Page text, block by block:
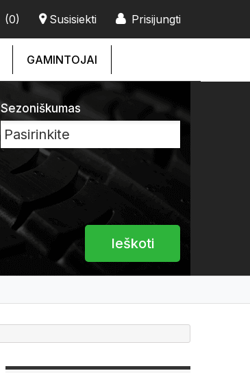
Prisijungti
Susisiekti
(0)
GAMINTOJAI
Sezoniškumas